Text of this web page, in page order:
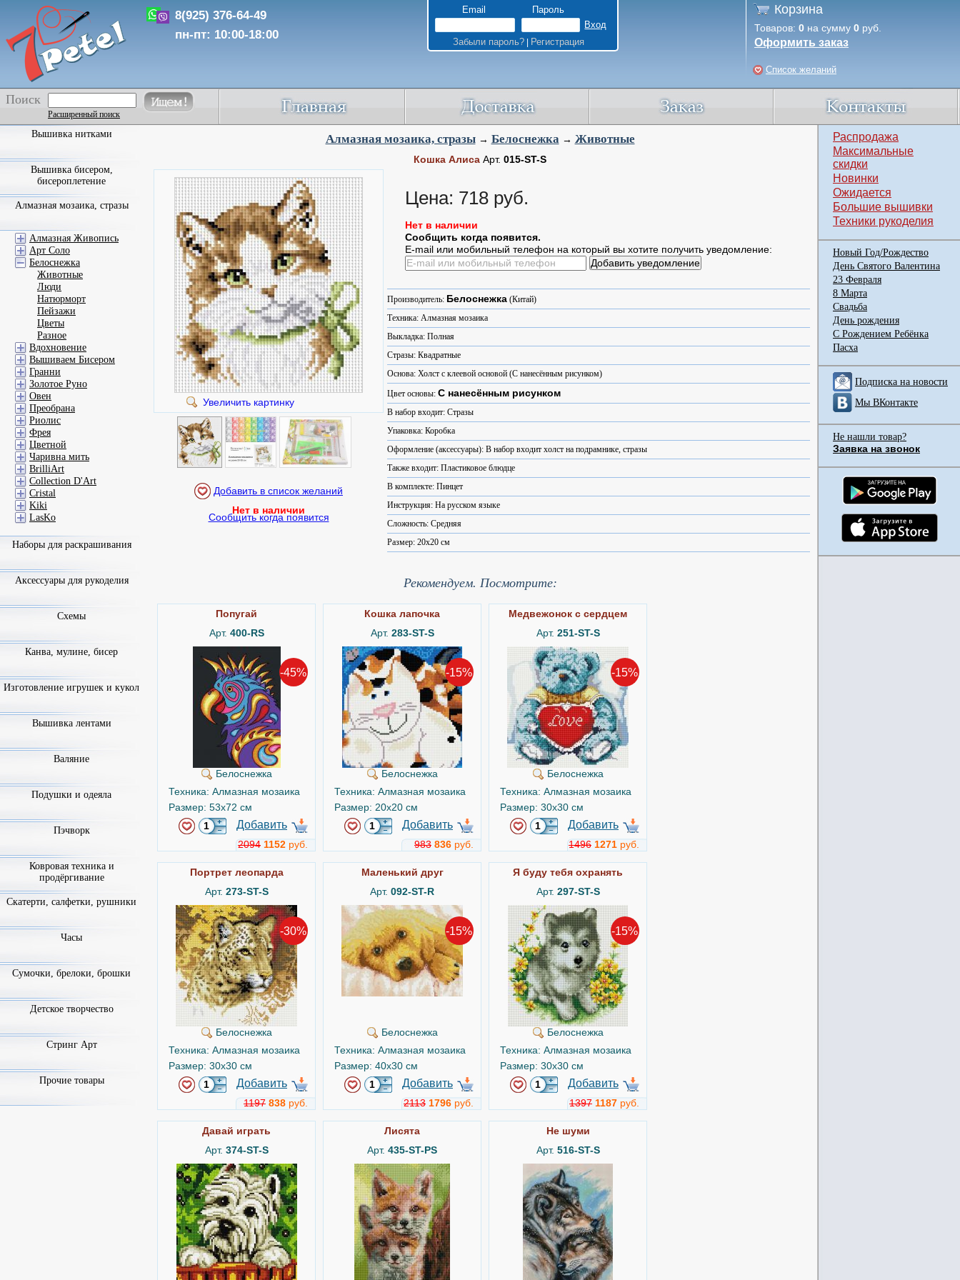
8(925) 376-64-49
пн-пт: 10:00-18:00
Email Пароль
Забыли пароль?| Регистрация
Корзина
Товаров: 0 на сумму 0 руб.
Оформить заказ
Список желаний
Поиск
Расширенный поиск
Алмазная мозаика, стразы→ Белоснежка → Животные
Кошка Алиса Арт. 015-ST-S
Увеличить картинку
Нет в наличии
Сообщить когда появится
Цена: 718 руб.
Нет в наличии
Сообщить когда появится.
E-mail или мобильный телефон на который вы хотите получить уведомление:
Производитель: Белоснежка (Китай)
Техника: Алмазная мозаика
Выкладка: Полная
Стразы: Квадратные
Основа: Холст с клеевой основой (С нанесённым рисунком)
Цвет основы: С нанесённым рисунком
В набор входит: Стразы
Упаковка: Коробка
Оформление (аксессуары): В набор входит холст на подрамнике, стразы
Также входит: Пластиковое блюдце
В комплекте: Пинцет
Инструкция: На русском языке
Сложность: Средняя
Размер: 20x20 см
Рекомендуем. Посмотрите:
Попугай
Арт. 400-RS
-45%
Белоснежка
Техника: Алмазная мозаика
Размер: 53x72 см
Добавить
2094 1152 руб.
Кошка лапочка
Арт. 283-ST-S
-15%
Белоснежка
Техника: Алмазная мозаика
Размер: 20x20 см
Добавить
983 836 руб.
Медвежонок с сердцем
Арт. 251-ST-S
-15%
Белоснежка
Техника: Алмазная мозаика
Размер: 30x30 см
Добавить
1496 1271 руб.
Портрет леопарда
Арт. 273-ST-S
-30%
Белоснежка
Техника: Алмазная мозаика
Размер: 30x30 см
Добавить
1197 838 руб.
Маленький друг
Арт. 092-ST-R
-15%
Белоснежка
Техника: Алмазная мозаика
Размер: 40x30 см
Добавить
2113 1796 руб.
Я буду тебя охранять
Арт. 297-ST-S
-15%
Белоснежка
Техника: Алмазная мозаика
Размер: 30x30 см
Добавить
1397 1187 руб.
Давай играть
Арт. 374-ST-S
Лисята
Арт. 435-ST-PS
Не шуми
Арт. 516-ST-S
Вышивка нитками
Вышивка бисером,
бисероплетение
Алмазная мозаика, стразы
Алмазная Живопись
Арт Соло
Белоснежка
Животные
Люди
Натюрморт
Пейзажи
Цветы
Разное
Вдохновение
Вышиваем Бисером
Гранни
Золотое Руно
Овен
Преобрана
Риолис
Фрея
Цветной
Чаривна мить
BrilliArt
Collection D'Art
Cristal
Kiki
LasKo
Наборы для раскрашивания
Аксессуары для рукоделия
Схемы
Канва, мулине, бисер
Изготовление игрушек и кукол
Вышивка лентами
Валяние
Подушки и одеяла
Пэчворк
Ковровая техника и
продёргивание
Скатерти, салфетки, рушники
Часы
Сумочки, брелоки, брошки
Детское творчество
Стринг Арт
Прочие товары
Распродажа
Максимальные
скидки
Новинки
Ожидается
Большие вышивки
Техники рукоделия
Новый Год/Рождество
День Святого Валентина
23 Февраля
8 Марта
Свадьба
День рождения
С Рождением Ребёнка
Пасха
Подписка на новости
Мы ВКонтакте
Не нашли товар?
Заявка на звонок